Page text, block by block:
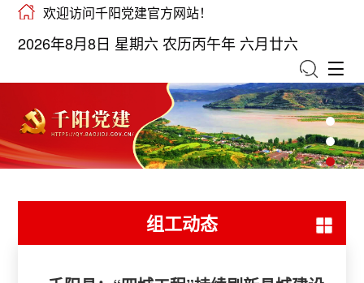
欢迎访问千阳党建官方网站！
2026年8月8日 星期六 农历丙午年 六月廿六
组工动态